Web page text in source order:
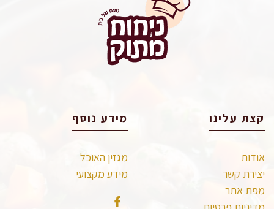
קצת עלינו
אודות
יצירת קשר
מפת אתר
מידע נוסף
מגזין האוכל
מידע מקצועי